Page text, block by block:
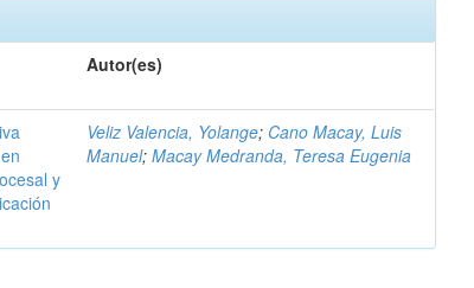
Autor(es)
y
Veliz Valencia, Yolange; Cano Macay, Luis
Manuel;Macay Medranda, Teresa Eugenia